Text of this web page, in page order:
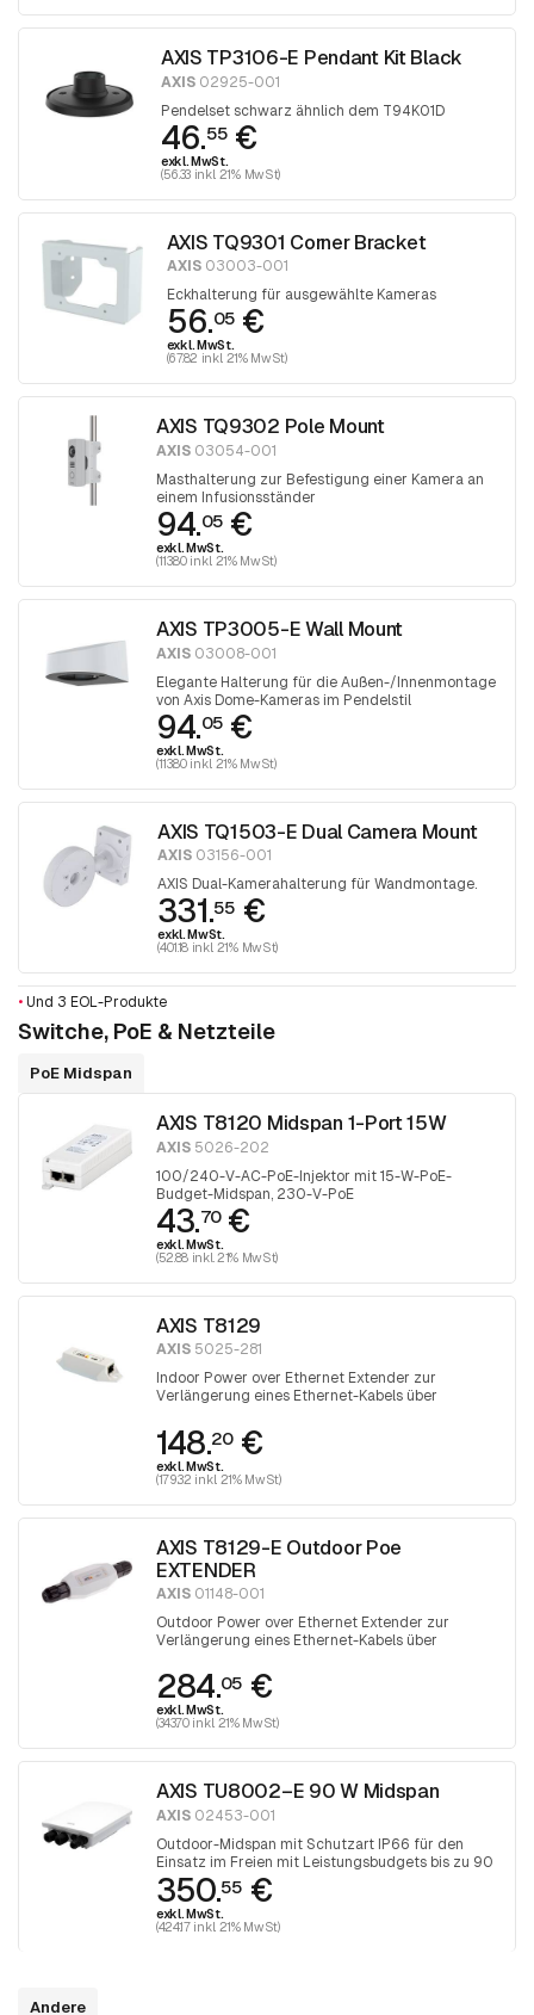
AXIS TP3106-E Pendant Kit Black
AXIS02925-001
Pendelset schwarz ähnlich dem T94K01D
46.55 €
exkl. MwSt.
(56.33 inkl. 21% MwSt)
AXIS TQ9301 Corner Bracket
AXIS03003-001
Eckhalterung für ausgewählte Kameras
56.05€
exkl. MwSt.
(67.82 inkl. 21% MwSt)
AXIS TQ9302 Pole Mount
AXIS 03054-001
Masthalterung zur Befestigung einer Kamera an
einem Infusionsständer
94.05 €
exkl. MwSt.
(113.80 inkl. 21% MwSt)
AXIS TP3005-E Wall Mount
AXIS 03008-001
Elegante Halterung für die Außen-/Innenmontage
von Axis Dome-Kameras im Pendelstil
94.05 €
exkl. MwSt.
(113.80 inkl. 21% MwSt)
AXIS TQ1503-E Dual Camera Mount
AXIS 03156-001
AXIS Dual-Kamerahalterung für Wandmontage.
331.55 €
exkl. MwSt.
(401.18 inkl. 21% MwSt)
• Und 3 EOL-Produkte
Switche, PoE & Netzteile
PoE Midspan
AXIS T8120 Midspan 1-Port 15W
AXIS 5026-202
100/240-V-AC-PoE-Injektor mit 15-W-PoE-
Budget-Midspan, 230-V-PoE
43.70€
exkl. MwSt.
(52.88 inkl. 21% MwSt)
AXIS T8129
AXIS 5025-281
Indoor Power over Ethernet Extender zur
Verlängerung eines Ethernet-Kabels über
148.20€
exkl. MwSt.
(179.32 inkl. 21% MwSt)
AXIS T8129-E Outdoor Poe
EXTENDER
AXIS 01148-001
Outdoor Power over Ethernet Extender zur
Verlängerung eines Ethernet-Kabels über
284.05 €
exkl. MwSt.
(343.70 inkl. 21% MwSt)
AXIS TU8002–E 90 W Midspan
AXIS 02453-001
Outdoor-Midspan mit Schutzart IP66 für den
Einsatz im Freien mit Leistungsbudgets bis zu 90
W.
350.55 €
exkl. MwSt.
(424.17 inkl. 21% MwSt)
Andere